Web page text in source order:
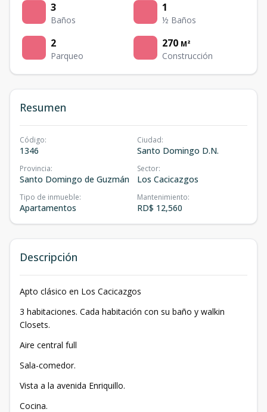
3
Baños
1
½ Baños
2
Parqueo
270 M²
Construcción
Resumen
Código:
1346
Ciudad:
Santo Domingo D.N.
Provincia:
Santo Domingo de Guzmán
Sector:
Los Cacicazgos
Tipo de inmueble:
Apartamentos
Mantenimiento:
RD$ 12,560
Descripción
Apto clásico en Los Cacicazgos
3 habitaciones. Cada habitación con su baño y walkin
Closets.
Aire central full
Sala-comedor.
Vista a la avenida Enriquillo.
Cocina.